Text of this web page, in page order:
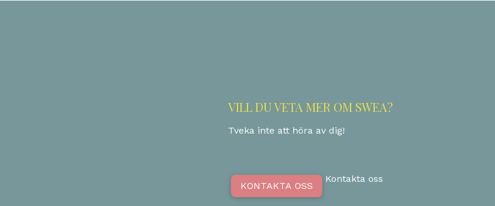
VILL DU VETA MER OM SWEA?
Tveka inte att höra av dig!
KONTAKTA OSS
Kontakta oss